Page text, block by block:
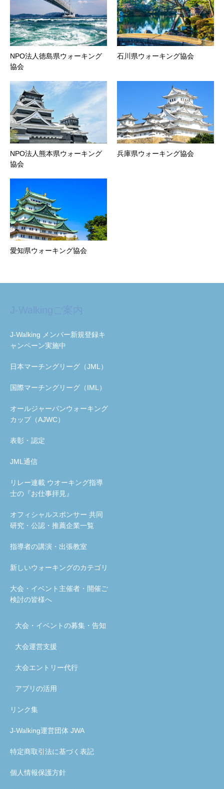
NPO法人徳島県ウォーキング
協会
石川県ウォーキング協会
NPO法人熊本県ウォーキング
協会
兵庫県ウォーキング協会
愛知県ウォーキング協会
J-Walking メンバー新規登録キ
ャンペーン実施中
日本マーチングリーグ（JML）
国際マーチングリーグ（IML）
オールジャーパンウォーキング
カップ（AJWC）
表彰・認定
JML通信
リレー連載 ウオーキング指導
士の『お仕事拝見』
オフィシャルスポンサー 共同
研究・公認・推薦企業一覧
指導者の講演・出張教室
新しいウォーキングのカテゴリ
大会・イベント主催者・開催ご
検討の皆様へ
大会・イベントの募集・告知
大会運営支援
大会エントリー代行
アプリの活用
リンク集
J-Walking運営団体 JWA
特定商取引法に基づく表記
個人情報保護方針